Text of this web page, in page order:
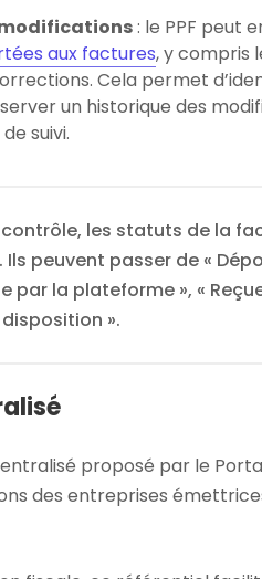
: le PPF peut
aux factures, y compris
Cela permet
un historique des
suivi.
les statuts de la
peuvent passer de «
par la plateforme », «
».
proposé par le
des entreprises